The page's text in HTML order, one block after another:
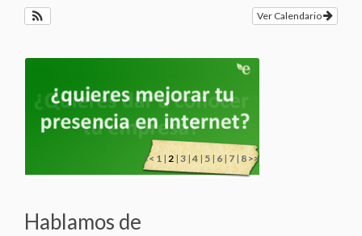
Ver Calendario
<<1| 2| 3|4|5|6| 7|8>>
Hablamos de